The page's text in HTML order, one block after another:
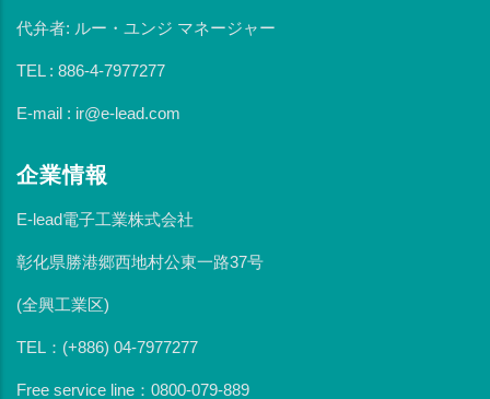
代弁者: ルー・ユンジ マネージャー
TEL : 886-4-7977277
E-mail : ir@e-lead.com
企業情報
E-lead電子工業株式会社
彰化県勝港郷西地村公東一路37号
(全興工業区)
TEL：(+886) 04-7977277
Free service line：0800-079-889